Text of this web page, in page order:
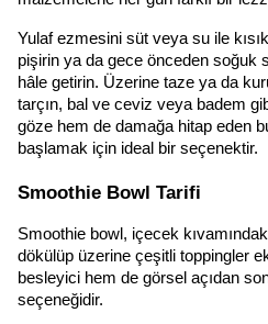
Yulaf ezmesini süt veya su ile
pişirin ya da gece önceden soğuk
hâle getirin. Üzerine taze ya da
tarçın, bal ve ceviz veya badem
göze hem de damağa hitap eden
başlamak için ideal bir seçenektir.
Smoothie Bowl Tarifi
Smoothie bowl, içecek
dökülüp üzerine çeşitli toppingler
besleyici hem de görsel açıdan
seçeneğidir.